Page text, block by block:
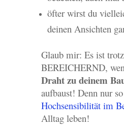
öfter wirst du
deinen Ansichten
Glaub mir: Es ist
BEREICHERND,
Draht zu deinem
aufbaust! Denn nur
Hochsensibilität im
Alltag leben!